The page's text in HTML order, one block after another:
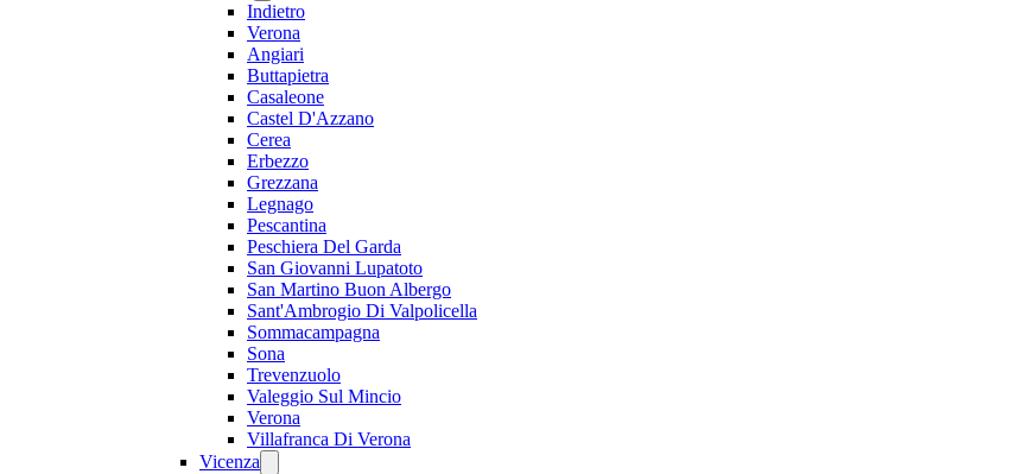
Indietro
Verona
Angiari
Buttapietra
Casaleone
Castel D'Azzano
Cerea
Erbezzo
Grezzana
Legnago
Pescantina
Peschiera Del Garda
San Giovanni Lupatoto
San Martino Buon Albergo
Sant'Ambrogio Di Valpolicella
Sommacampagna
Sona
Trevenzuolo
Valeggio Sul Mincio
Verona
Villafranca Di Verona
Vicenza